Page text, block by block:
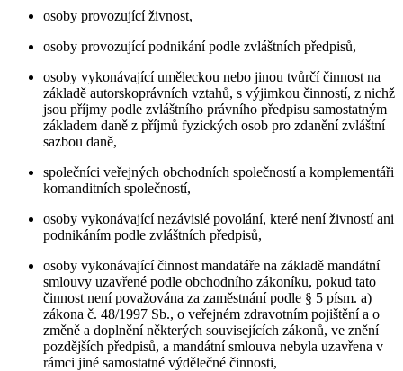
osoby provozující živnost,
osoby provozující podnikání podle zvláštních předpisů,
osoby vykonávající uměleckou nebo jinou tvůrčí činnost na
základě autorskoprávních vztahů, s výjimkou činností, z nichž
jsou příjmy podle zvláštního právního předpisu samostatným
základem daně z příjmů fyzických osob pro zdanění zvláštní
sazbou daně,
společníci veřejných obchodních společností a komplementáři
komanditních společností,
osoby vykonávající nezávislé povolání, které není živností ani
podnikáním podle zvláštních předpisů,
osoby vykonávající činnost mandatáře na základě mandátní
smlouvy uzavřené podle obchodního zákoníku, pokud tato
činnost není považována za zaměstnání podle § 5 písm. a)
zákona č. 48/1997 Sb., o veřejném zdravotním pojištění a o
změně a doplnění některých souvisejících zákonů, ve znění
pozdějších předpisů, a mandátní smlouva nebyla uzavřena v
rámci jiné samostatné výdělečné činnosti,